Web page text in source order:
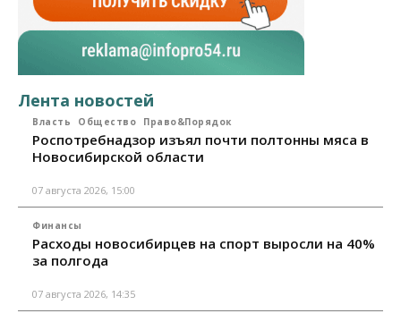
Лента новостей
Власть Общество Право&Порядок
Роспотребнадзор изъял почти полтонны мяса в
Новосибирской области
07 августа 2026, 15:00
Финансы
Расходы новосибирцев на спорт выросли на 40%
за полгода
07 августа 2026, 14:35